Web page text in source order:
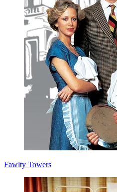
Fawlty Towers